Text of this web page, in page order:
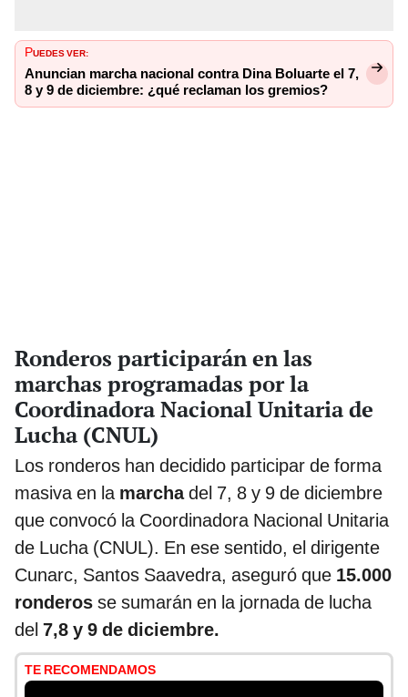
PUEDES VER:
Anuncian marcha nacional contra Dina Boluarte el 7,
8 y 9 de diciembre: ¿qué reclaman los gremios?
Ronderos participarán en las
marchas programadas por la
Coordinadora Nacional Unitaria de
Lucha (CNUL)
Los ronderos han decidido participar de forma
masiva en la marchadel 7, 8 y 9 de diciembre
que convocó la Coordinadora Nacional Unitaria
de Lucha (CNUL). En ese sentido, el dirigente
Cunarc, Santos Saavedra, aseguró que 15.000
ronderos se sumarán en la jornada de lucha
del 7,8 y 9 de diciembre.
TE RECOMENDAMOS